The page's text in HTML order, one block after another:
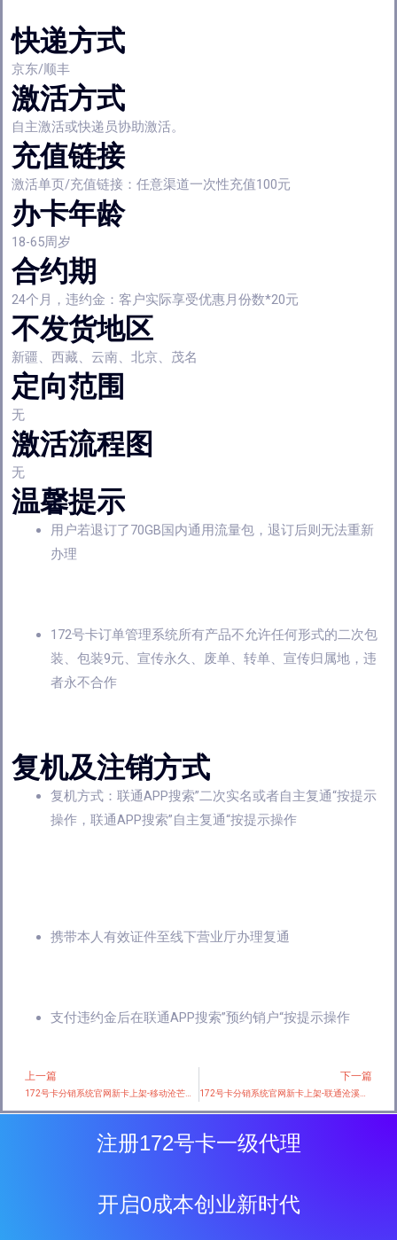
快递方式
京东/顺丰
激活方式
自主激活或快递员协助激活。
充值链接
激活单页/充值链接：任意渠道一次性充值100元
办卡年龄
18-65周岁
合约期
24个月，违约金：客户实际享受优惠月份数*20元
不发货地区
新疆、西藏、云南、北京、茂名
定向范围
无
激活流程图
无
温馨提示
用户若退订了70GB国内通用流量包，退订后则无法重新
办理
172号卡订单管理系统所有产品不允许任何形式的二次包
装、包装9元、宣传永久、废单、转单、宣传归属地，违
者永不合作
复机及注销方式
复机方式：联通APP搜索”二次实名或者自主复通“按提示
操作，联通APP搜索”自主复通“按提示操作
携带本人有效证件至线下营业厅办理复通
支付违约金后在联通APP搜索”预约销户“按提示操作
Prev
上一篇 下一篇
172号卡分销系统官网新卡上架-联通沧溪卡【80G+100分钟一年19】
注册172号卡一级代理
开启0成本创业新时代